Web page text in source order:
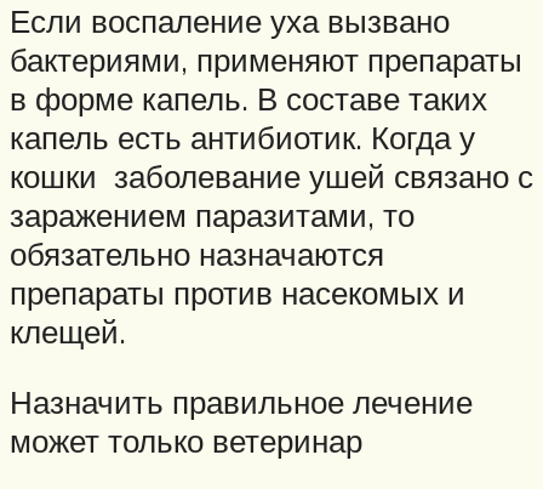
Если воспаление уха вызвано
бактериями, применяют препараты
в форме капель. В составе таких
капель есть антибиотик. Когда у
кошки заболевание ушей связано с
заражением паразитами, то
обязательно назначаются
препараты против насекомых и
клещей.
Назначить правильное лечение
может только ветеринар